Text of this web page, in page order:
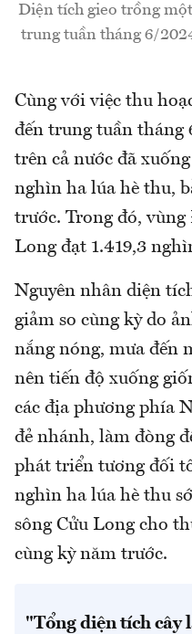
Diện tích gieo trồng
trung tuần tháng 6/
Cùng với việc thu
đến trung tuần tháng
trên cả nước đã
nghìn ha lúa hè thu,
trước. Trong đó,
Long đạt 1.419,3
Nguyên nhân diện
giảm so cùng kỳ do
nắng nóng, mưa đến
nên tiến độ xuống
các địa phương phía
đẻ nhánh, làm đòng
phát triển tương đối
nghìn ha lúa hè thu
sông Cửu Long cho
cùng kỳ năm trước.
"Tổng diện tích cây